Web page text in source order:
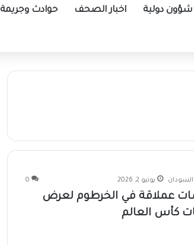
شؤون دولية اخبار الصحف حوادث وجريمة
يونيو 2, 2026 0
عملاقة في الخرطوم لعرض
كأس العالم